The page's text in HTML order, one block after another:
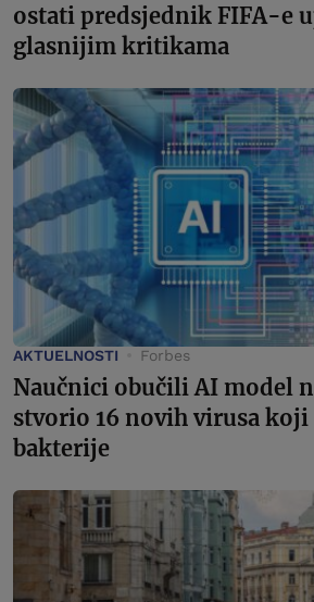
ostati predsjednik FIFA-e
glasnijim kritikama
AKTUELNOSTI Forbes
Naučnici obučili AI model
stvorio 16 novih virusa koji
bakterije